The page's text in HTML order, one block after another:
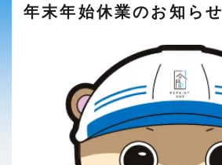
年末年始休業のお知らせ